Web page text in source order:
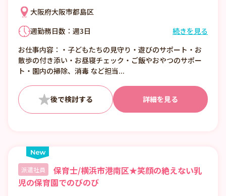
大阪府大阪市都島区
週勤務日数：週3日
②8:00〜17:00 （休憩1:00）
③12:00〜21:00 （休憩1:00）
■日数・曜日・時間帯相談可
■曜日・時間帯は固定可
続きを見る
お仕事内容：・子どもたちの見守り・遊びのサポート・お
散歩の付き添い・お昼寝チェック・ご飯やおやつのサポー
ト・園内の掃除、消毒 など担当...
詳細を見る
派遣社員
保育士/横浜市港南区★笑顔の絶えない乳
児の保育園でのびのび